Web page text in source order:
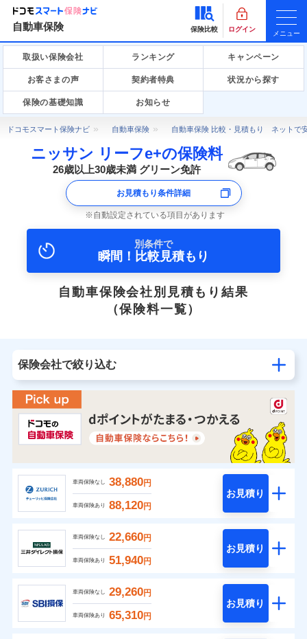
自動車保険 保険比較 ログイン
メニュー
取扱い保険会社 ランキング キャンペーン
お客さまの声 契約者特典 状況から探す
保険の基礎知識 お知らせ
ドコモスマート保険ナビ 自動車保険 自動車保険 比較・見積もり ネットで
ニッサン リーフe+の保険料
26歳以上30歳未満 グリーン免許
お見積もり条件詳細
自動設定されている項目があります
別条件で
瞬間！比較見積もり
自動車保険会社別見積もり結果
（保険料一覧）
保険会社で絞り込む
車両保険なし 38,880円
車両保険あり 88,120円
お見積り
車両保険なし 22,660円
車両保険あり 51,940円
お見積り
車両保険なし 29,260円
車両保険あり 65,310円
お見積り